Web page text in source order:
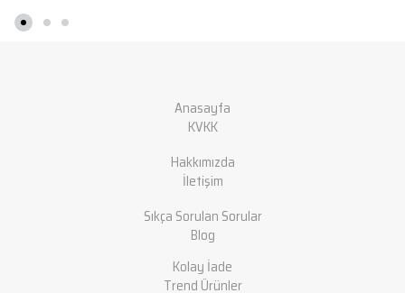
Anasayfa
KVKK
Hakkımızda
İletişim
Sıkça Sorulan Sorular
Blog
Kolay İade
Trend Ürünler